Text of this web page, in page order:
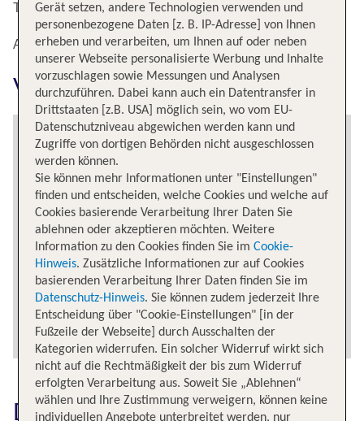
Top Angebote von München nach Vancouver Intl
Alternative Flugverbindungen nach Vancouver Intl
Vancouver Intl erkunden
Das könnte dich auch
Gerät setzen, andere Technologien verwenden und
personenbezogene Daten [z. B. IP-Adresse] von Ihnen
erheben und verarbeiten, um Ihnen auf oder neben
unserer Webseite personalisierte Werbung und Inhalte
vorzuschlagen sowie Messungen und Analysen
durchzuführen. Dabei kann auch ein Datentransfer in
Drittstaaten [z.B. USA] möglich sein, wo vom EU-
Datenschutzniveau abgewichen werden kann und
Zugriffe von dortigen Behörden nicht ausgeschlossen
werden können.
Sie können mehr Informationen unter "Einstellungen"
finden und entscheiden, welche Cookies und welche auf
Cookies basierende Verarbeitung Ihrer Daten Sie
ablehnen oder akzeptieren möchten. Weitere
Information zu den Cookies finden Sie im Cookie-
Hinweis. Zusätzliche Informationen zur auf Cookies
basierenden Verarbeitung Ihrer Daten finden Sie im
Datenschutz-Hinweis. Sie können zudem jederzeit Ihre
Entscheidung über "Cookie-Einstellungen" [in der
Fußzeile der Webseite] durch Ausschalten der
Kategorien widerrufen. Ein solcher Widerruf wirkt sich
nicht auf die Rechtmäßigkeit der bis zum Widerruf
erfolgten Verarbeitung aus. Soweit Sie „Ablehnen“
wählen und Ihre Zustimmung verweigern, können keine
individuellen Angebote unterbreitet werden, nur